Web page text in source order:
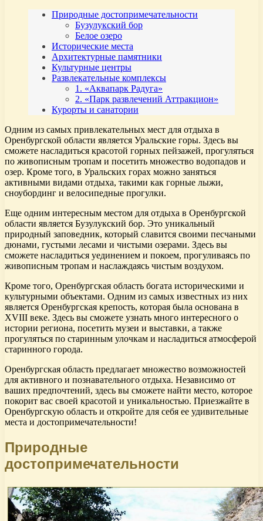
Природные достопримечательности
Бузулукский бор
Белое озеро
Исторические места
Архитектурные памятники
Культурные центры
Развлекательные комплексы
1. «Аквапарк Радуга»
2. «Парк развлечений Аттракцион»
Курорты и санатории
Одним из самых привлекательных мест для отдыха в
Оренбургской области является Уральские горы. Здесь вы
сможете насладиться красотой горных пейзажей, прогуляться
по живописным тропам и посетить множество водопадов и
озер. Кроме того, в Уральских горах можно заняться
активными видами отдыха, такими как горные лыжи,
сноубординг и велосипедные прогулки.
Еще одним интересным местом для отдыха в Оренбургской
области является Бузулукский бор. Это уникальный
природный заповедник, который славится своими песчаными
дюнами, густыми лесами и чистыми озерами. Здесь вы
сможете насладиться уединением и покоем, прогуливаясь по
живописным тропам и наслаждаясь чистым воздухом.
Кроме того, Оренбургская область богата историческими и
культурными объектами. Одним из самых известных из них
является Оренбургская крепость, которая была основана в
XVIII веке. Здесь вы сможете узнать много интересного о
истории региона, посетить музеи и выставки, а также
прогуляться по старинным улочкам и насладиться атмосферой
старинного города.
Оренбургская область предлагает множество возможностей
для активного и познавательного отдыха. Независимо от
ваших предпочтений, здесь вы сможете найти место, которое
покорит вас своей красотой и уникальностью. Приезжайте в
Оренбургскую область и откройте для себя ее удивительные
места и достопримечательности!
Природные
достопримечательности